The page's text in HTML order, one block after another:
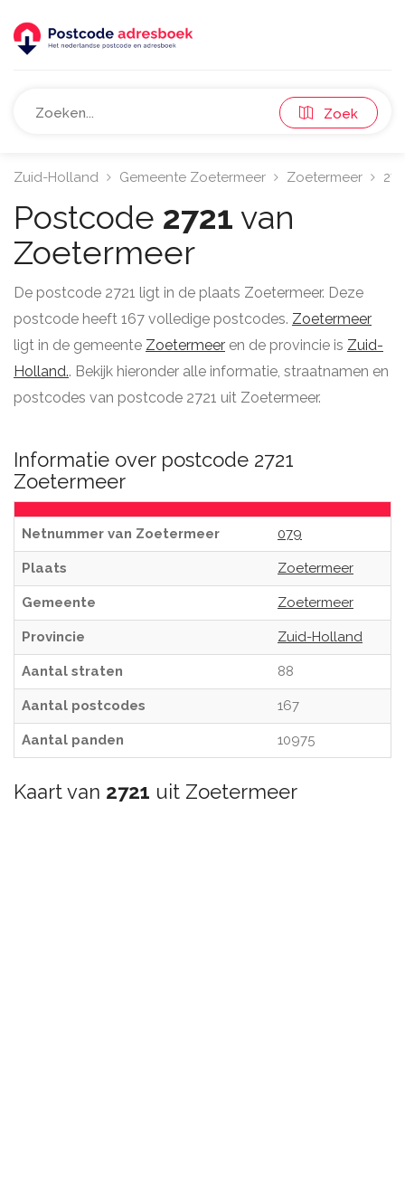
Zoek
Zuid-Holland Gemeente Zoetermeer Zoetermeer
Postcode 2721 van
Zoetermeer
De postcode 2721 ligt in de plaats Zoetermeer. Deze
postcode heeft 167 volledige postcodes. Zoetermeer
ligt in de gemeente Zoetermeer en de provincie is Zuid-
Holland.. Bekijk hieronder alle informatie, straatnamen en
postcodes van postcode 2721 uit Zoetermeer.
Informatie over postcode 2721
Zoetermeer
Netnummer van Zoetermeer 079
Plaats Zoetermeer
Gemeente Zoetermeer
Provincie Zuid-Holland
Aantal straten 88
Aantal postcodes 167
Aantal panden 10975
Kaart van 2721 uit Zoetermeer